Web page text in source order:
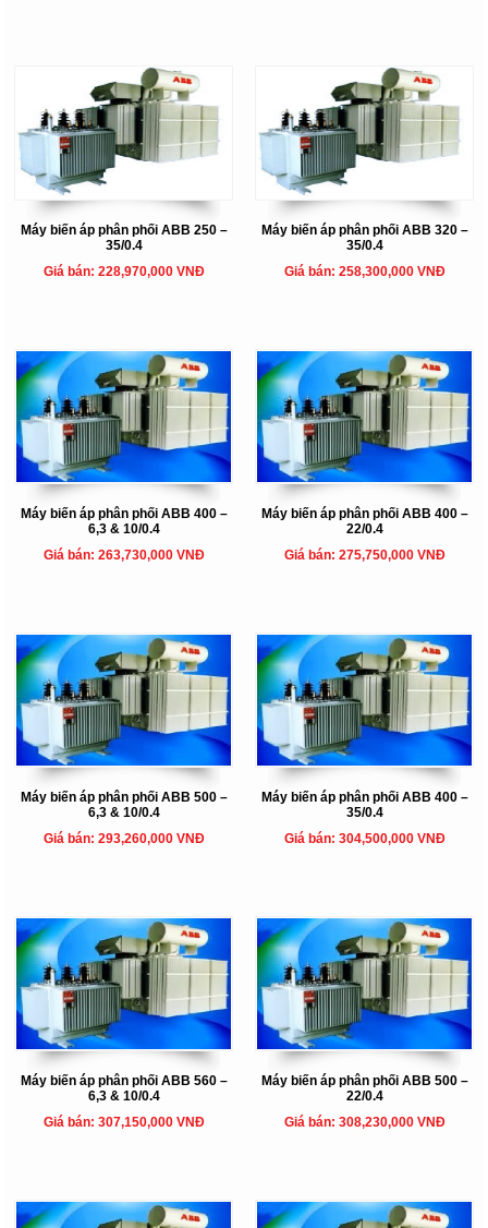
Máy biến áp phân phối ABB 250 –
35/0.4
Giá bán: 228,970,000 VNĐ
Máy biến áp phân phối ABB 320 –
35/0.4
Giá bán: 258,300,000 VNĐ
Máy biến áp phân phối ABB 400 –
6,3 & 10/0.4
Giá bán: 263,730,000 VNĐ
Máy biến áp phân phối ABB 400 –
22/0.4
Giá bán: 275,750,000 VNĐ
Máy biến áp phân phối ABB 500 –
6,3 & 10/0.4
Giá bán: 293,260,000 VNĐ
Máy biến áp phân phối ABB 400 –
35/0.4
Giá bán: 304,500,000 VNĐ
Máy biến áp phân phối ABB 560 –
6,3 & 10/0.4
Giá bán: 307,150,000 VNĐ
Máy biến áp phân phối ABB 500 –
22/0.4
Giá bán: 308,230,000 VNĐ